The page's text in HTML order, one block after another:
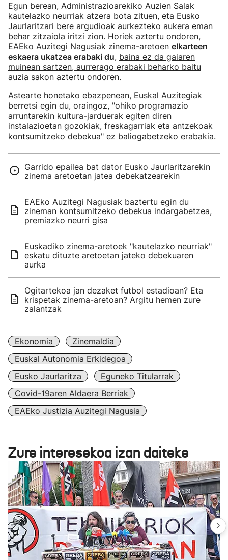
Egun berean, Administrazioarekiko Auzien Salak
kautelazko neurriak atzera bota zituen, eta Eusko
Jaurlaritzari bere argudioak aurkezteko aukera eman
behar zitzaiola iritzi zion. Horiek aztertu ondoren,
EAEko Auzitegi Nagusiak zinema-aretoen elkarteen
eskaera ukatzea erabaki du, baina ez da gaiaren
muinean sartzen, aurrerago erabaki beharko baitu
auzia sakon aztertu ondoren.
Astearte honetako ebazpenean, Euskal Auzitegiak
berretsi egin du, oraingoz, "ohiko programazio
arruntarekin kultura-jarduerak egiten diren
instalazioetan gozokiak, freskagarriak eta antzekoak
kontsumitzeko debekua" ez baliogabetzeko erabakia.
Garrido epailea bat dator Eusko Jaurlaritzarekin
zinema aretoetan jatea debekatzearekin
EAEko Auzitegi Nagusiak baztertu egin du
zineman kontsumitzeko debekua indargabetzea,
premiazko neurri gisa
Euskadiko zinema-aretoek "kautelazko neurriak"
eskatu dituzte aretoetan jateko debekuaren
aurka
Ogitartekoa jan dezaket futbol estadioan? Eta
krispetak zinema-aretoan? Argitu hemen zure
zalantzak
Ekonomia
Zinemaldia
Euskal Autonomia Erkidegoa
Eusko Jaurlaritza
Eguneko Titularrak
Covid-19aren Aldaera Berriak
EAEko Justizia Auzitegi Nagusia
Zure interesekoa izan daiteke